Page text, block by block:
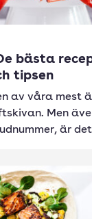
bästa
tipsen
av våra mest
Men
är